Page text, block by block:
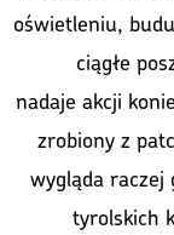
oświetleniu,
ciągłe
nadaje akcji
zrobiony z
wygląda raczej
tyrolskich